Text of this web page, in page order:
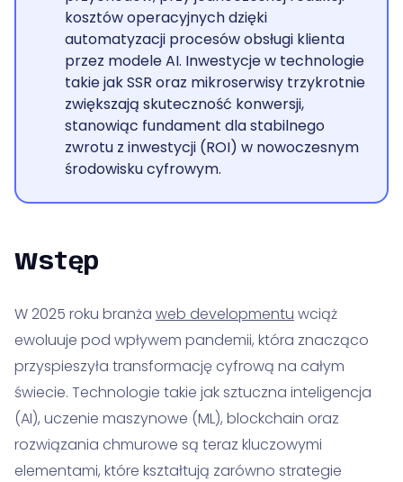
kosztów operacyjnych dzięki
automatyzacji procesów obsługi klienta
przez modele AI. Inwestycje w technologie
takie jak SSR oraz mikroserwisy trzykrotnie
zwiększają skuteczność konwersji,
stanowiąc fundament dla stabilnego
zwrotu z inwestycji (ROI) w nowoczesnym
środowisku cyfrowym.
Wstęp
W 2025 roku branża web developmentu wciąż
ewoluuje pod wpływem pandemii, która znacząco
przyspieszyła transformację cyfrową na całym
świecie. Technologie takie jak sztuczna inteligencja
(AI), uczenie maszynowe (ML), blockchain oraz
rozwiązania chmurowe są teraz kluczowymi
elementami, które kształtują zarówno strategie